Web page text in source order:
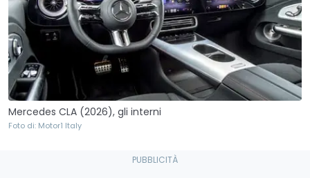
Mercedes CLA (2026), gli interni
Foto di: Motor1 Italy